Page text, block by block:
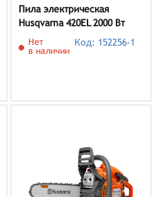
Пила электрическая
Husqvarna 420EL 2000 Вт
Нет
в наличии
Код: 152256-1